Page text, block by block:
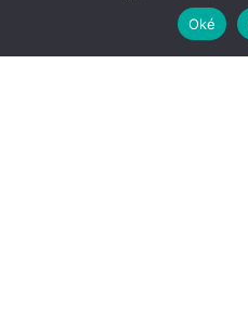
Oké